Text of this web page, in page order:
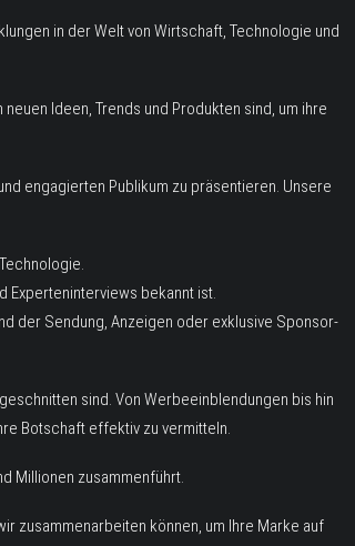
in der Welt von Wirtschaft, Technologie und
Ideen, Trends und Produkten sind, um ihre
engagierten Publikum zu präsentieren. Unsere
Experteninterviews bekannt ist.
der Sendung, Anzeigen oder exklusive Sponsor-
sind. Von Werbeeinblendungen bis hin
Botschaft effektiv zu vermitteln.
Millionen zusammenführt.
zusammenarbeiten können, um Ihre Marke auf